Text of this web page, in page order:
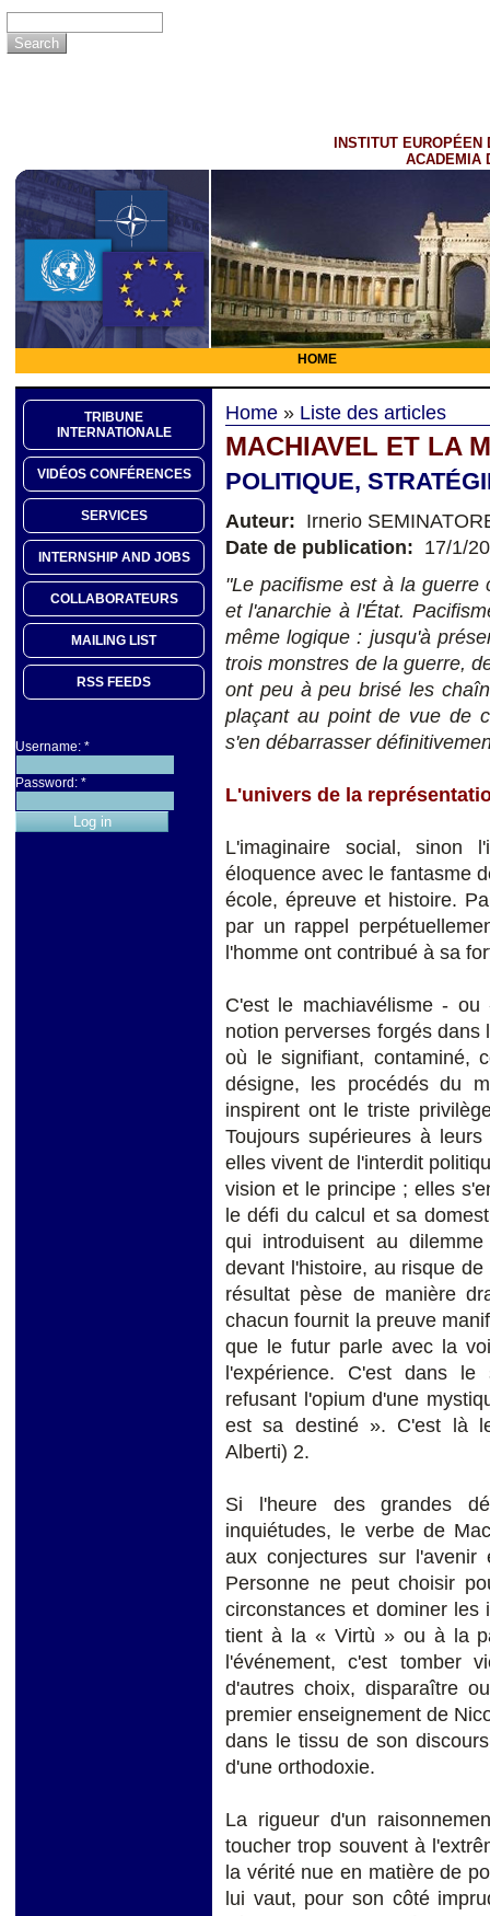
INSTITUT EUROPÉEN
ACADEMIA
HOME
TRIBUNE
INTERNATIONALE
VIDÉOS CONFÉRENCES
SERVICES
INTERNSHIP AND JOBS
COLLABORATEURS
MAILING LIST
RSS FEEDS
Username: *
Password: *
Home » Liste des articles
MACHIAVEL ET LA
POLITIQUE,
Auteur: Irnerio
Date de publication: 17/1/
"Le pacifisme est à la guerre
et l'anarchie à l'État.
même logique : jusqu'à
trois monstres de la guerre,
ont peu à peu brisé les
plaçant au point de vue de
s'en débarrasser
L'univers de la
L'imaginaire social, sinon
éloquence avec le fantasme
école, épreuve et histoire.
par un rappel
l'homme ont contribué à sa
C'est le machiavélisme -
notion perverses forgés dans
où le signifiant, contaminé,
désigne, les procédés du
inspirent ont le triste
Toujours supérieures à
elles vivent de l'interdit
vision et le principe ; elles
le défi du calcul et sa
qui introduisent au
devant l'histoire, au risque
résultat pèse de manière
chacun fournit la preuve
que le futur parle avec la
l'expérience. C'est dans
refusant l'opium d'une
est sa destiné ». C'est là
Alberti) 2.
Si l'heure des grandes
inquiétudes, le verbe de
aux conjectures sur
Personne ne peut choisir
circonstances et dominer
tient à la « Virtù » ou à la
l'événement, c'est tomber
d'autres choix, disparaître
premier enseignement de
dans le tissu de son
d'une orthodoxie.
La rigueur d'un
toucher trop souvent à
la vérité nue en matière de
lui vaut, pour son côté